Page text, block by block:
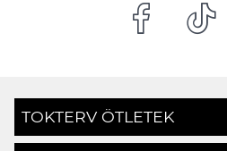
TOKTERV ÖTLETEK